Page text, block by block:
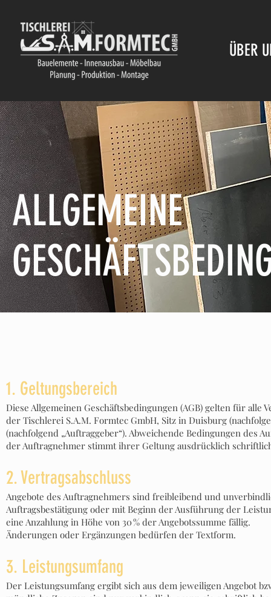
ÜBER
ALLGEMEINE
1. Geltungsbereich
Diese Allgemeinen Geschäftsbedingungen (AGB) gelten für
der Tischlerei S.A.M. Formtec GmbH, Sitz in Duisburg
(nachfolgend „Auftraggeber“). Abweichende Bedingungen des
der Auftragnehmer stimmt ihrer Geltung ausdrücklich
2. Vertragsabschluss
Angebote des Auftragnehmers sind freibleibend und
Auftragsbestätigung oder mit Beginn der Ausführung der
eine Anzahlung in Höhe von 30 % der Angebotssumme fällig.
Änderungen oder Ergänzungen bedürfen der Textform.
3. Leistungsumfang
Der Leistungsumfang ergibt sich aus dem jeweiligen Angebot